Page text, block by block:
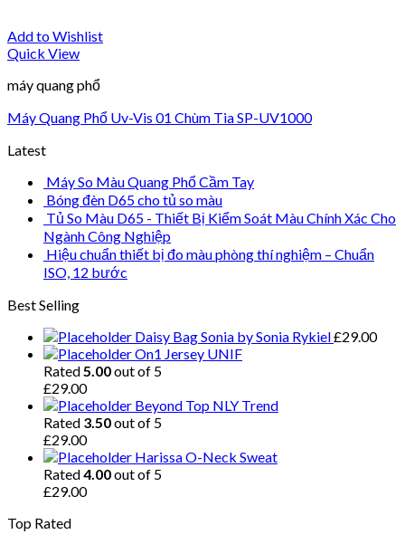
Add to Wishlist
Quick View
máy quang phổ
Máy Quang Phổ Uv-Vis 01 Chùm Tia SP-UV1000
Latest
Máy So Màu Quang Phổ Cầm Tay
Bóng đèn D65 cho tủ so màu
Tủ So Màu D65 - Thiết Bị Kiểm Soát Màu Chính Xác Cho
Ngành Công Nghiệp
Hiệu chuẩn thiết bị đo màu phòng thí nghiệm – Chuẩn
ISO, 12 bước
Best Selling
Daisy Bag Sonia by Sonia Rykiel£29.00
On1 Jersey UNIF
Rated 5.00out of 5
£29.00
Beyond Top NLY Trend
Rated 3.50out of 5
£29.00
Harissa O-Neck Sweat
Rated4.00out of 5
£29.00
Top Rated